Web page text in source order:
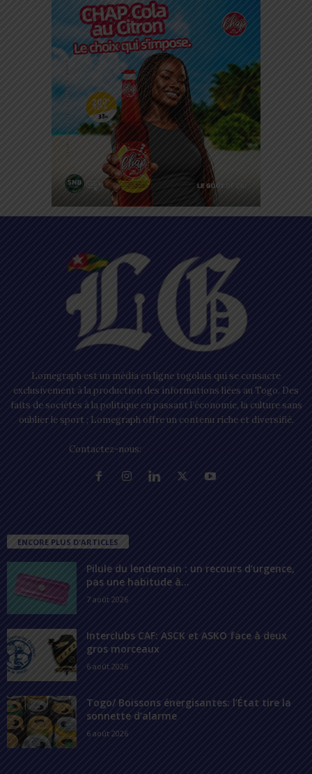
Lomegraph est un média en ligne togolais qui se consacre
exclusivement à la production des informations liées au Togo. Des
faits de sociétés à la politique en passant l’économie, la culture sans
oublier le sport ; Lomegraph offre un contenu riche et diversifié.
Contactez-nous:
ENCORE PLUS D'ARTICLES
Pilule du lendemain : un recours d’urgence,
pas une habitude à...
7 août 2026
Interclubs CAF: ASCK et ASKO face à deux
gros morceaux
6 août 2026
Togo/ Boissons énergisantes: l’État tire la
sonnette d’alarme
6 août 2026